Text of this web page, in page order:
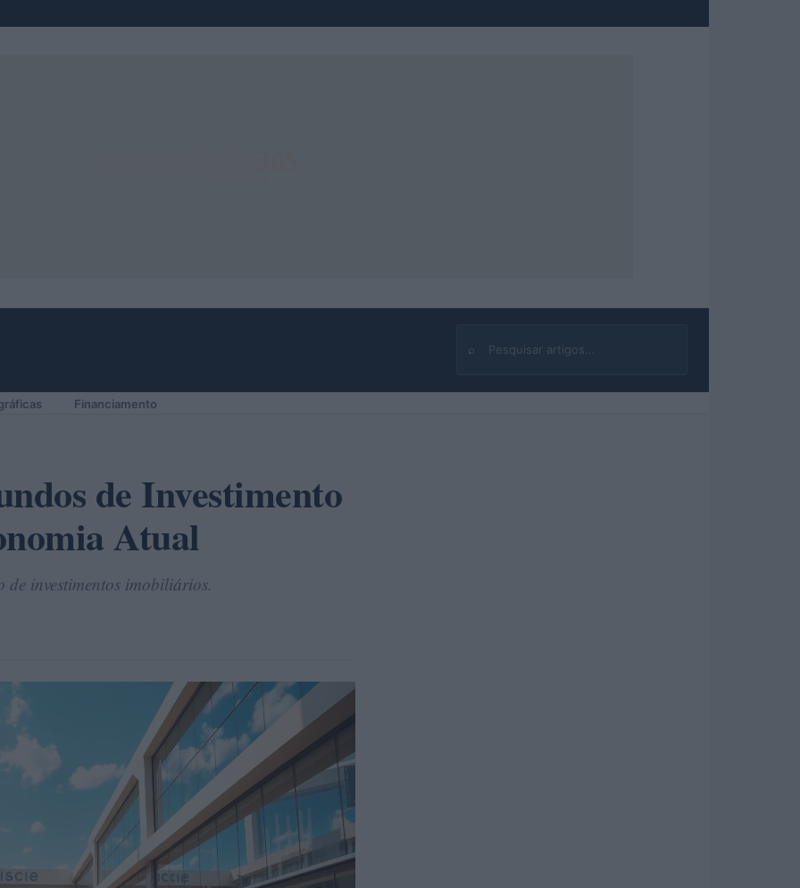
⌕
Buscar
Financiamento
de Investimento
Atual
investimentos imobiliários.